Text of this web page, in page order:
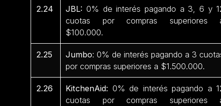
2.24 JBL: 0% de interés pagando a 3, 6 y
cuotas por compras superiores
$100.000.
2.25 Jumbo: 0% de interés pagando a 3
por compras superiores a $1.500.000.
2.26 KitchenAid: 0% de interés pagando a
cuotas por compras superiores